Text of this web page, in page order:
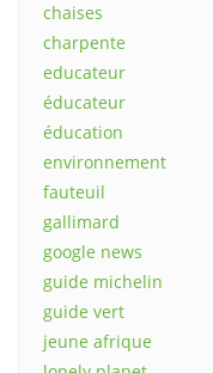
chaises
charpente
educateur
éducateur
éducation
environnement
fauteuil
gallimard
google news
guide michelin
guide vert
jeune afrique